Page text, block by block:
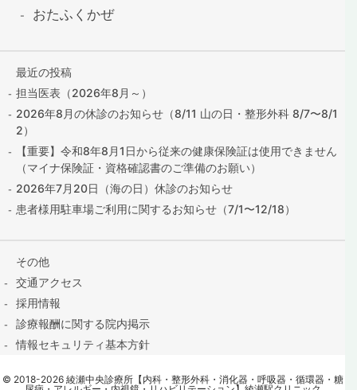
おたふくかぜ
最近の投稿
担当医表（2026年8月～）
2026年8月の休診のお知らせ（8/11 山の日・整形外科 8/7〜8/1
2）
【重要】令和8年8月1日から従来の健康保険証は使用できません
（マイナ保険証・資格確認書のご準備のお願い）
2026年7月20日（海の日）休診のお知らせ
患者様用駐車場ご利用に関するお知らせ（7/1〜12/18）
その他
交通アクセス
採用情報
診療報酬に関する院内掲示
情報セキュリティ基本方針
contact@ayase-med.com
© 2018-2026 綾瀬中央診療所【内科・整形外科・消化器・呼吸器・循環器・糖